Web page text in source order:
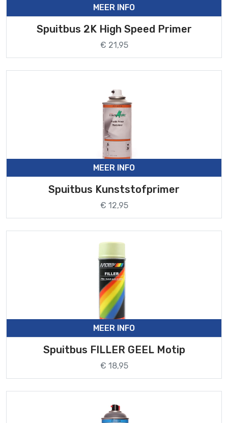
MEER INFO
Spuitbus 2K High Speed Primer
€ 21,95
MEER INFO
Spuitbus Kunststofprimer
€ 12,95
MEER INFO
Spuitbus FILLER GEEL Motip
€ 18,95